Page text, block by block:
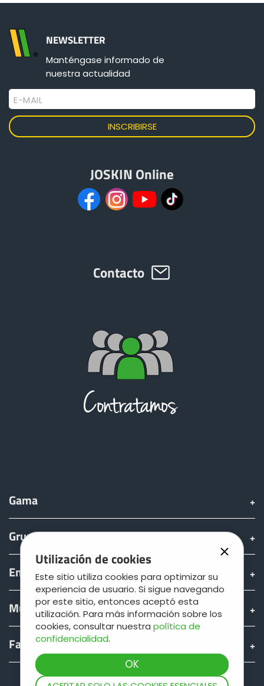
Utilización de cookies
Este sitio utiliza cookies para optimizar su
experiencia de usuario. Si sigue navegando
por este sitio, entonces aceptó esta
utilización. Para más información sobre los
cookies, consultar nuestra política de
confidencialidad.
NEWSLETTER
Manténgase informado de
nuestra actualidad
E-MAIL
JOSKIN Online
Contacto
Gama
Grupo
Encontrar & comprar
Mundo JOSKIN
Fan shop
Teamviewer